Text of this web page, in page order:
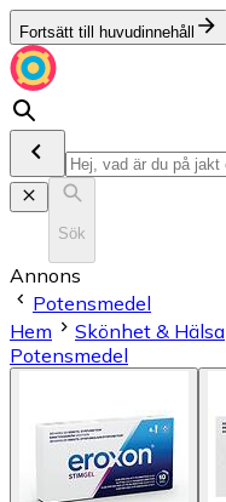
Fortsätt till huvudinnehåll
Sök
Annons
Potensmedel
Hem
Skönhet & Hälsa
Potensmedel